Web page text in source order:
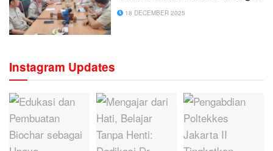
Internal
18 DECEMBER 2025
Instagram Updates